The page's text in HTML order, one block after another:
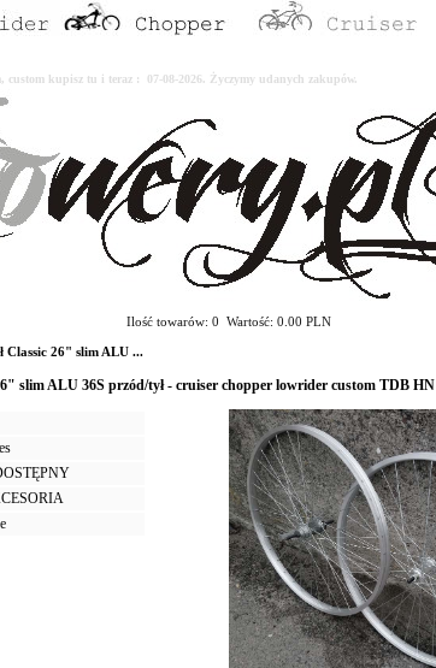
kupisz tu i teraz : 07-08-2026. Życzymy udanych zakupów.
Ilość towarów: 0 Wartość: 0.00 PLN
Classic 26" slim ALU ...
slim ALU 36S przód/tył - cruiser chopper lowrider custom TDB HN